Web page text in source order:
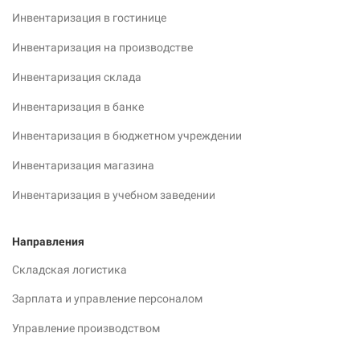
Инвентаризация в гостинице
Инвентаризация на производстве
Инвентаризация склада
Инвентаризация в банке
Инвентаризация в бюджетном учреждении
Инвентаризация магазина
Инвентаризация в учебном заведении
Направления
Складская логистика
Зарплата и управление персоналом
Управление производством